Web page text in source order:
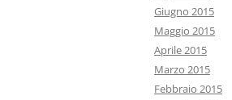
Giugno 2015
Maggio 2015
Aprile 2015
Marzo 2015
Febbraio 2015